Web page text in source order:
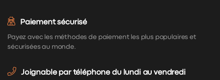
Paiement sécurisé
Payez avec les méthodes de paiement les plus populaires et
sécurisées au monde.
Joignable par téléphone du lundi au vendredi